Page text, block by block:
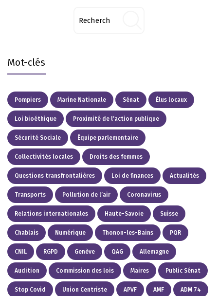
Mot-clés
Pompiers Marine Nationale Sénat Élus locaux
Loi bioéthique Proximité de l’action publique
Sécurité Sociale Équipe parlementaire
Collectivités locales Droits des femmes
Questions transfrontalières Loi de finances Actualités
Transports Pollution de l’air Coronavirus
Relations internationales Haute-Savoie Suisse
Chablais Numérique Thonon-les-Bains PQR
CNIL RGPD Genève QAG Allemagne
Audition Commission des lois Maires Public Sénat
Stop Covid Union Centriste APVF AMF ADM 74